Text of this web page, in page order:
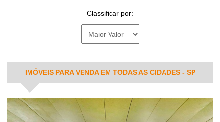
Classificar por:
IMÓVEIS PARA VENDA EM TODAS AS CIDADES - SP